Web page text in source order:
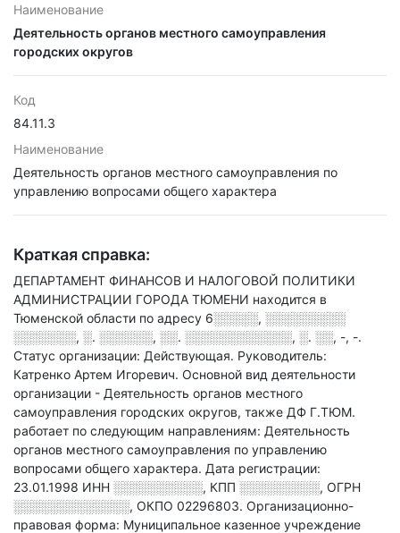
Наименование
Деятельность органов местного самоуправления
городских округов
Код
84.11.3
Наименование
Деятельность органов местного самоуправления по
управлению вопросами общего характера
Краткая справка:
ДЕПАРТАМЕНТ ФИНАНСОВ И НАЛОГОВОЙ ПОЛИТИКИ
АДМИНИСТРАЦИИ ГОРОДА ТЮМЕНИ находится в
Тюменской области по адресу 6░░░░░, ░░░░░░░░░
░░░░░░░, ░. ░░░░░░, ░░. ░░░░░░░░░░░░, ░. ░░, -, -.
Статус организации: Действующая. Руководитель:
Катренко Артем Игоревич. Основной вид деятельности
организации - Деятельность органов местного
самоуправления городских округов, также ДФ Г.ТЮМ.
работает по следующим направлениям: Деятельность
органов местного самоуправления по управлению
вопросами общего характера. Дата регистрации:
23.01.1998 ИНН ░░░░░░░░░░, КПП ░░░░░░░░░, ОГРН
░░░░░░░░░░░░░, ОКПО 02296803. Организационно-
правовая форма: Муниципальное казенное учреждение